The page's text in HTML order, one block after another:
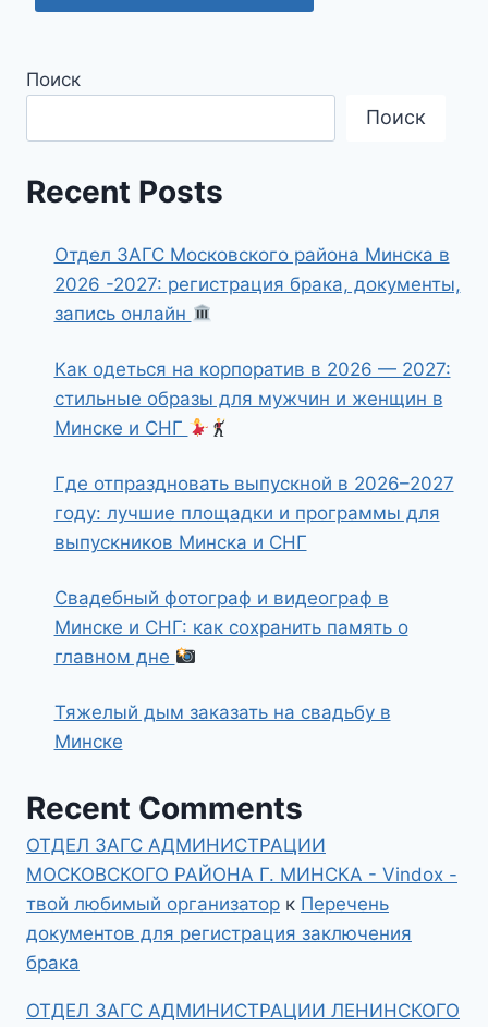
Поиск
Поиск
Recent Posts
Отдел ЗАГС Московского района Минска в
2026 -2027: регистрация брака, документы,
запись онлайн
Как одеться на корпоратив в 2026 — 2027:
стильные образы для мужчин и женщин в
Минске и СНГ
Где отпраздновать выпускной в 2026–2027
году: лучшие площадки и программы для
выпускников Минска и СНГ
Свадебный фотограф и видеограф в
Минске и СНГ: как сохранить память о
главном дне
Тяжелый дым заказать на свадьбу в
Минске
Recent Comments
ОТДЕЛ ЗАГС АДМИНИСТРАЦИИ
МОСКОВСКОГО РАЙОНА Г. МИНСКА - Vindox -
твой любимый организатор к Перечень
документов для регистрация заключения
брака
ОТДЕЛ ЗАГС АДМИНИСТРАЦИИ ЛЕНИНСКОГО